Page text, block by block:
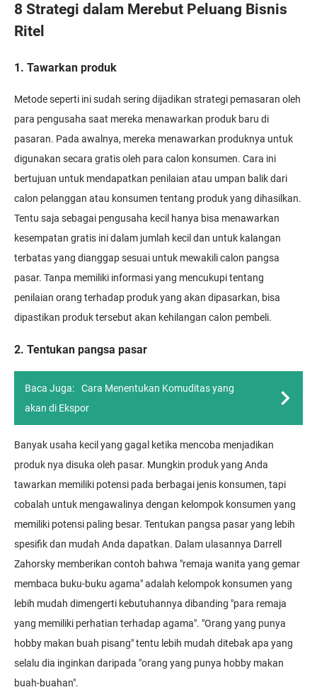
8 Strategi dalam Merebut Peluang Bisnis
Ritel
1. Tawarkan produk
Metode seperti ini sudah sering dijadikan strategi pemasaran oleh
para pengusaha saat mereka menawarkan produk baru di
pasaran. Pada awalnya, mereka menawarkan produknya untuk
digunakan secara gratis oleh para calon konsumen. Cara ini
bertujuan untuk mendapatkan penilaian atau umpan balik dari
calon pelanggan atau konsumen tentang produk yang dihasilkan.
Tentu saja sebagai pengusaha kecil hanya bisa menawarkan
kesempatan gratis ini dalam jumlah kecil dan untuk kalangan
terbatas yang dianggap sesuai untuk mewakili calon pangsa
pasar. Tanpa memiliki informasi yang mencukupi tentang
penilaian orang terhadap produk yang akan dipasarkan, bisa
dipastikan produk tersebut akan kehilangan calon pembeli.
2. Tentukan pangsa pasar
Baca Juga:
Cara Menentukan Komuditas yang
akan di Ekspor
Banyak usaha kecil yang gagal ketika mencoba menjadikan
produk nya disuka oleh pasar. Mungkin produk yang Anda
tawarkan memiliki potensi pada berbagai jenis konsumen, tapi
cobalah untuk mengawalinya dengan kelompok konsumen yang
memiliki potensi paling besar. Tentukan pangsa pasar yang lebih
spesifik dan mudah Anda dapatkan. Dalam ulasannya Darrell
Zahorsky memberikan contoh bahwa "remaja wanita yang gemar
membaca buku-buku agama" adalah kelompok konsumen yang
lebih mudah dimengerti kebutuhannya dibanding "para remaja
yang memiliki perhatian terhadap agama". "Orang yang punya
hobby makan buah pisang" tentu lebih mudah ditebak apa yang
selalu dia inginkan daripada "orang yang punya hobby makan
buah-buahan".